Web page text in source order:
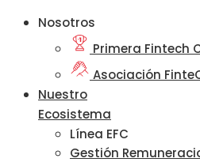
Nosotros
Primera Fintech
Asociación
Nuestro
Ecosistema
Línea EFC
Gestión